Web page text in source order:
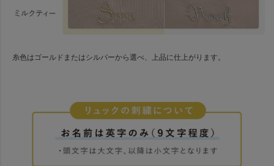
糸色はゴールドまたはシルバーから選べ、上品に仕上がります。